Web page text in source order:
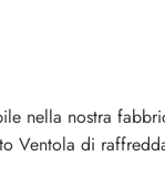
nella nostra
Ventola di